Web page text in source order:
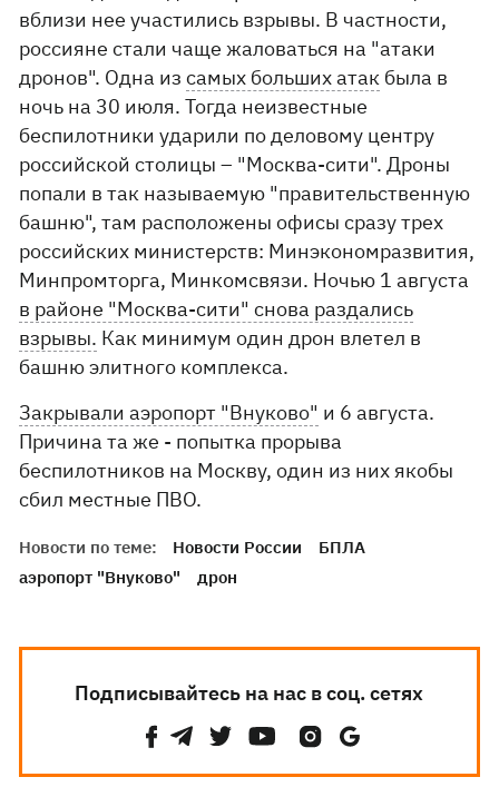
вблизи нее участились взрывы. В частности,
россияне стали чаще жаловаться на "атаки
дронов". Одна изсамых больших атак была в
ночь на 30 июля. Тогда неизвестные
беспилотники ударили по деловому центру
российской столицы – "Москва-сити". Дроны
попали в так называемую "правительственную
башню", там расположены офисы сразу трех
российских министерств: Минэкономразвития,
Минпромторга, Минкомсвязи. Ночью 1 августа
в районе "Москва-сити" снова раздались
взрывы. Как минимум один дрон влетел в
башню элитного комплекса.
Закрывали аэропорт "Внуково" и 6 августа.
Причина та же - попытка прорыва
беспилотников на Москву, один из них якобы
сбил местные ПВО.
Новости по теме: Новости России
БПЛА
аэропорт "Внуково"
дрон
Подписывайтесь на нас в соц. сетях